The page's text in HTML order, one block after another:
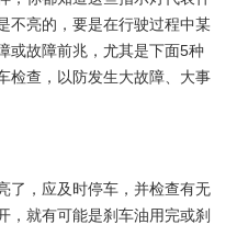
不亮的，要是在行驶过程中某
或故障前兆，尤其是下面5种
检查，以防发生大故障、大事
了，应及时停车，并检查有无
，就有可能是刹车油用完或刹